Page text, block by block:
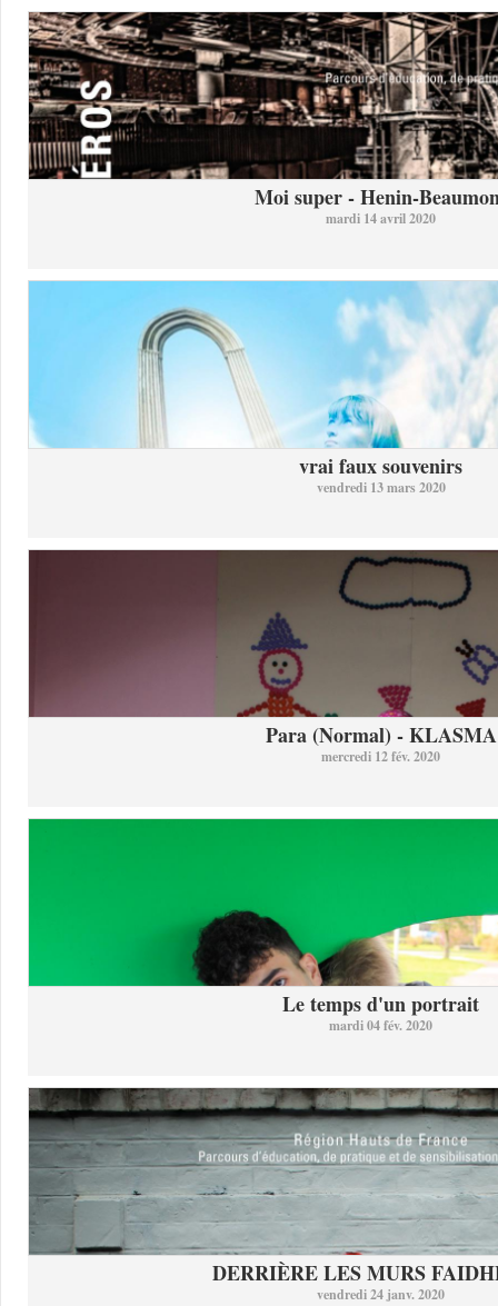
Moi super - Henin-
mardi 14 avril 2020
vrai faux souvenirs
vendredi 13 mars 2020
Para (Normal) - KLASMA
mercredi 12 fév. 2020
Le temps d'un portrait
mardi 04 fév. 2020
DERRIÈRE LES MURS
vendredi 24 janv. 2020